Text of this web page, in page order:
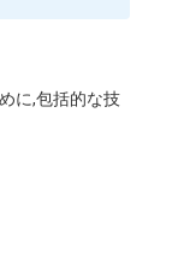
に,包括的な技